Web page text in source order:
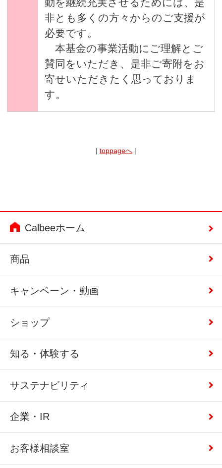
動を継続充実させるためには、是
非とも多くの方々からのご支援が
必要です。
本基金の事業活動にご理解とご
賛同をいただき、是非ご寄附をお
寄せいただきたく思っておりま
す。
| toppageへ |
Calbeeホーム
商品
キャンペーン・動画
ショップ
知る・体験する
サステナビリティ
企業・IR
お客様相談室